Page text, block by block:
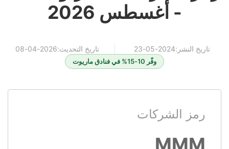
- أغسطس 2026
تاريخ النشر:2024-05-23 تاريخ التحديث:2026-04-08
وفّر 10-15% في فنادق ماريوت
رمز الشركات
MMM